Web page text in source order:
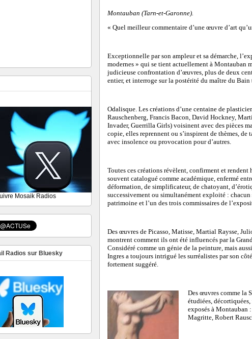
Mosaik Radios
Radios sur Bluesky
Montauban (Tarn-et-Garonne).
« Quel meilleur commentaire d’une œuvre d’art
Exceptionnelle par son ampleur et sa démarche,
modernes » qui se tient actuellement à Montauban
judicieuse confrontation d’œuvres, plus de deux
entier, et interroge sur la postérité du maître du Bain
Odalisque. Les créations d’une centaine de
Rauschenberg, Francis Bacon, David Hockney,
Invader, Guerrilla Girls) voisinent avec des pièces
copie, elles reprennent ou s’inspirent de thèmes, de
avec insolence ou provocation pour d’autres.
Toutes ces créations révèlent, confirment et
souvent catalogué comme académique, enfermé
déformation, de simplificateur, de chatoyant,
successivement ou simultanément exploité :
patrimoine et l’un des trois commissaires de
Des œuvres de Picasso, Matisse, Martial Raysse,
montrent comment ils ont été influencés par la
Considéré comme un génie de la peinture, mais
Ingres a toujours intrigué les surréalistes par son
fortement suggéré.
Des œuvres comme la
étudiées,
exposés à Montauban
Magritte, Robert